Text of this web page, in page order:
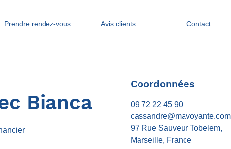
Prendre rendez-vous Avis clients Contact
Bianca
Coordonnées
09 72 22 45 90
cassandre@mavoyante.com
97 Rue Sauveur Tobelem,
Marseille, France